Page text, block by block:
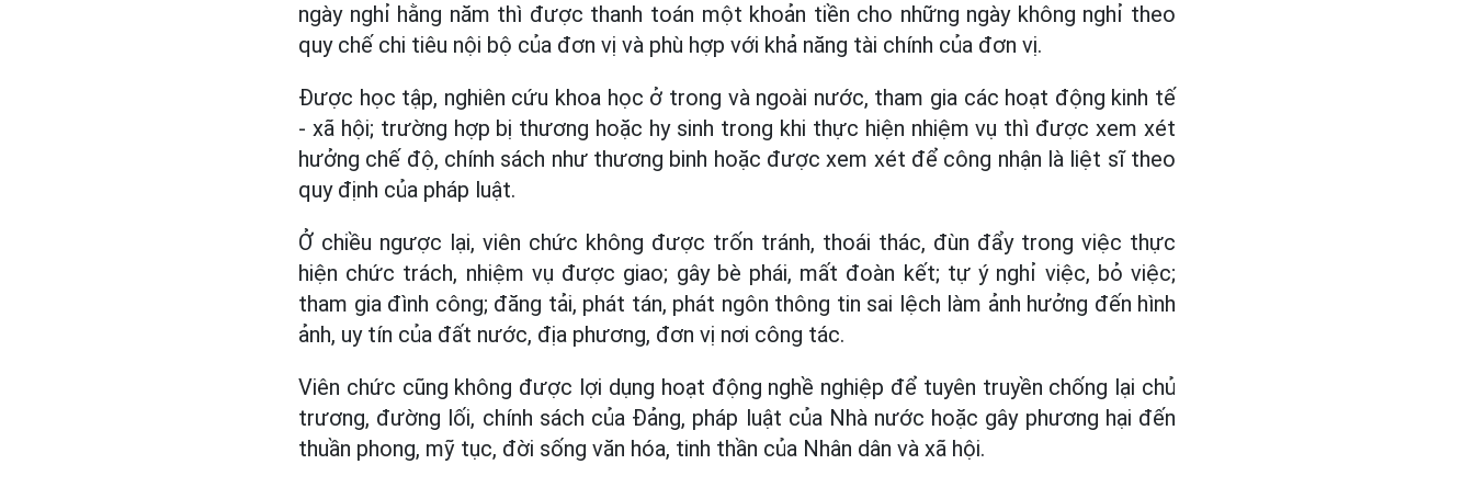
ngày nghỉ hằng năm thì được thanh toán một khoản tiền cho những ngày không nghỉ theo
quy chế chi tiêu nội bộ của đơn vị và phù hợp với khả năng tài chính của đơn vị.
Được học tập, nghiên cứu khoa học ở trong và ngoài nước, tham gia các hoạt động kinh tế
- xã hội; trường hợp bị thương hoặc hy sinh trong khi thực hiện nhiệm vụ thì được xem xét
hưởng chế độ, chính sách như thương binh hoặc được xem xét để công nhận là liệt sĩ theo
quy định của pháp luật.
Ở chiều ngược lại, viên chức không được trốn tránh, thoái thác, đùn đẩy trong việc thực
hiện chức trách, nhiệm vụ được giao; gây bè phái, mất đoàn kết; tự ý nghỉ việc, bỏ việc;
tham gia đình công; đăng tải, phát tán, phát ngôn thông tin sai lệch làm ảnh hưởng đến hình
ảnh, uy tín của đất nước, địa phương, đơn vị nơi công tác.
Viên chức cũng không được lợi dụng hoạt động nghề nghiệp để tuyên truyền chống lại chủ
trương, đường lối, chính sách của Đảng, pháp luật của Nhà nước hoặc gây phương hại đến
thuần phong, mỹ tục, đời sống văn hóa, tinh thần của Nhân dân và xã hội.